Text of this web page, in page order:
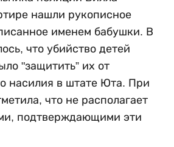
нашли рукописное
именем бабушки. В
что убийство детей
"защитить” их от
насилия в штате Юта. При
что не располагает
подтверждающими эти